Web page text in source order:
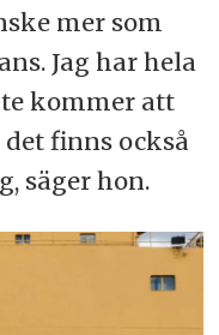
mer som
Jag har hela
kommer att
finns också
säger hon.